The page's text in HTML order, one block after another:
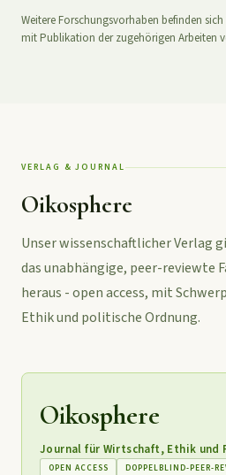
Weitere Forschungsvorhaben befinden
mit Publikation der zugehörigen Arbeiten
VERLAG & JOURNAL
Oikosphere
Unser wissenschaftlicher Verlag
das unabhängige, peer-reviewte
heraus - open access, mit
Ethik und politische Ordnung.
Oikosphere
Journal für Wirtschaft, Ethik
OPEN ACCESS DOPPELBLIND-PEER-